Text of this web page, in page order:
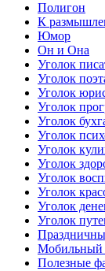
Полигон
К
Юмор
Он и Она
Уголок
Уголок
Уголок
Уголок
Уголок
Уголок
Уголок
Уголок
Уголок
Уголок
Уголок
Уголок
Мобильный
Полезные